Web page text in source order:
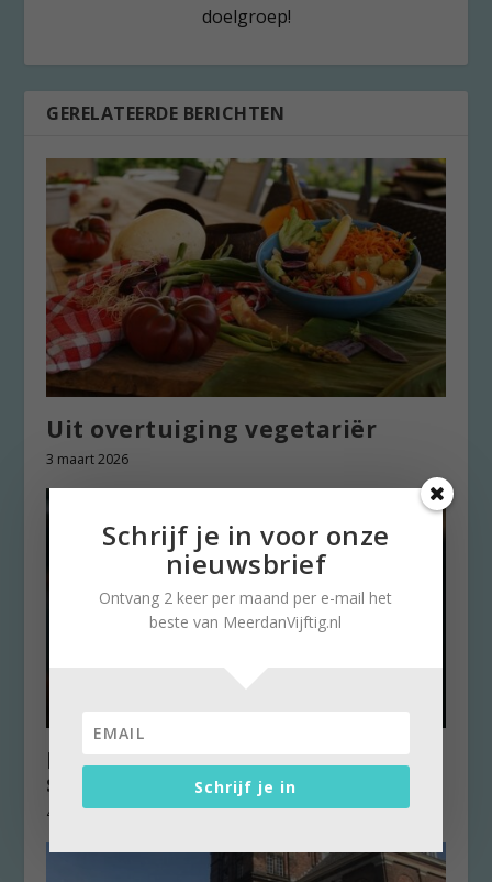
doelgroep!
GERELATEERDE BERICHTEN
Uit overtuiging vegetariër
3 maart 2026
Burengerucht kan zomerse
sfeer bederven
4 augustus 2020
Schrijf je in voor onze
nieuwsbrief
Ontvang 2 keer per maand per e-mail het
beste van MeerdanVijftig.nl
Schrijf je in